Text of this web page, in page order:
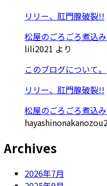
リリー、肛門腺破裂!!
松屋のごろごろ煮込
lili2021 より
このブログについて。
リリー、肛門腺破裂!!
松屋のごろごろ煮込
Archives
2026年7月